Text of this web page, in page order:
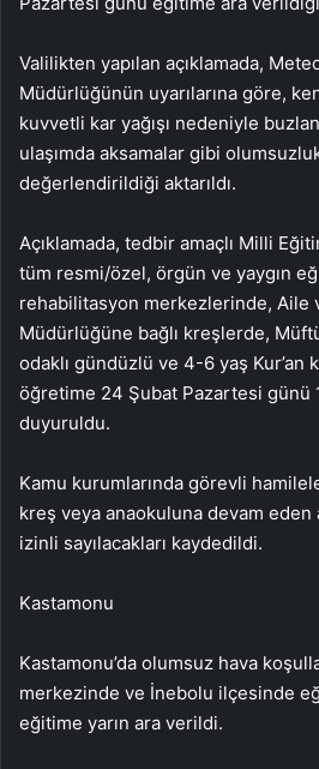
Valilikten yapılan açıklamada,
Müdürlüğünün uyarılarına göre,
kuvvetli kar yağışı nedeniyle
ulaşımda aksamalar gibi
değerlendirildiği aktarıldı.
Açıklamada, tedbir amaçlı Milli
tüm resmi/özel, örgün ve yaygın
rehabilitasyon merkezlerinde, Aile
Müdürlüğüne bağlı kreşlerde,
odaklı gündüzlü ve 4-6 yaş Kur’an
öğretime 24 Şubat Pazartesi günü
duyuruldu.
Kamu kurumlarında görevli
kreş veya anaokuluna devam
izinli sayılacakları kaydedildi.
Kastamonu
Kastamonu’da olumsuz hava
merkezinde ve İnebolu ilçesinde
eğitime yarın ara verildi.